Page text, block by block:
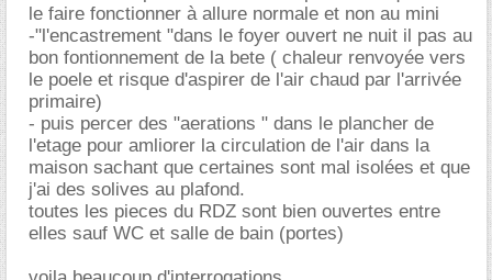
le faire fonctionner à allure normale et non au mini
-"l'encastrement "dans le foyer ouvert ne nuit il pas au
bon fontionnement de la bete ( chaleur renvoyée vers
le poele et risque d'aspirer de l'air chaud par l'arrivée
primaire)
- puis percer des "aerations " dans le plancher de
l'etage pour amliorer la circulation de l'air dans la
maison sachant que certaines sont mal isolées et que
j'ai des solives au plafond.
toutes les pieces du RDZ sont bien ouvertes entre
elles sauf WC et salle de bain (portes)